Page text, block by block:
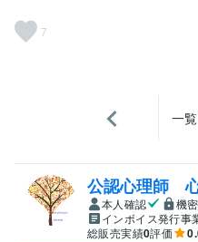
7
一
公認心理師
本人確認
機
インボイス発行事
総販売実績0評価